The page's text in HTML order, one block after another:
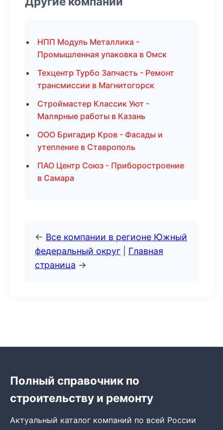
НПП Модуль Металлика -
Промышленная упаковка в Омск
Техцентр Турбо Запчасть - Ремонт
трансмиссии в Магнитогорск
Строймастер Классик Уют -
Малярные работы в Казань
ООО Бригадир Кров - Фасады и
утепление в Ставрополь
ПАО Центр Союз - Приборостроение
в Самара
← Все компании в регионе Южный
федеральный округ
Главная
страница →
Полный справочник по
строительству и ремонту
Актуальный каталог компаний по всей России